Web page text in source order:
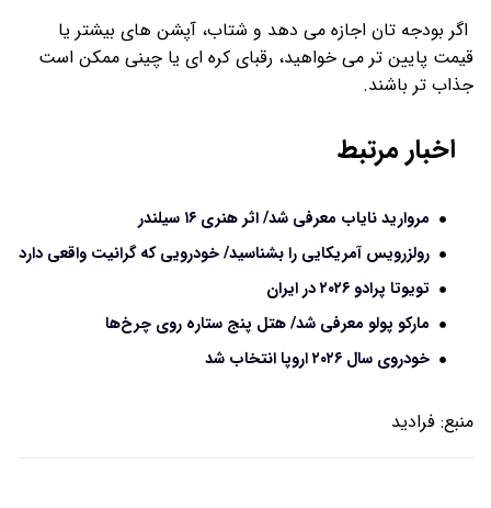
اگر بودجه ‌تان اجازه می ‌دهد و شتاب، آپشن‌ های بیشتر یا
قیمت پایین ‌تر می‌ خواهید، رقبای کره‌ ای یا چینی ممکن است
جذاب ‌تر باشند.
اخبار مرتبط
مروارید نایاب معرفی شد/ اثر هنری ۱۶ سیلندر
رولزرویس آمریکایی را بشناسید/ خودرویی که گرانیت واقعی دارد
تویوتا پرادو ۲۰۲۶ در ایران
مارکو پولو معرفی شد/ هتل پنج‌ ستاره روی چرخ‌ها
خودروی سال ۲۰۲۶ اروپا انتخاب شد
منبع: فرادید